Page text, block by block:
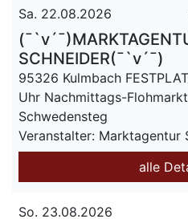
Sa. 22.08.2026
SCHNEIDER(¯`v´¯)
95326 Kulmbach
Uhr Nachmittags-
Schwedensteg
Veranstalter: Marktagentur
alle
So. 23.08.2026